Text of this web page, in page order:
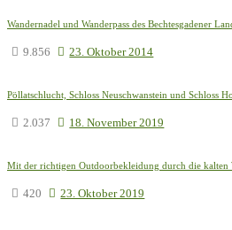
Wandernadel und Wanderpass des Bechtesgadener
9.856 23. Oktober 2014
Pöllatschlucht, Schloss Neuschwanstein und Schloss
2.037 18. November 2019
Mit der richtigen Outdoorbekleidung durch die kalten
420 23. Oktober 2019